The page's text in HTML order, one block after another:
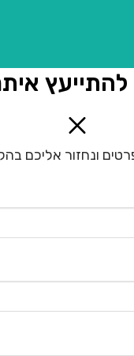
להתייעץ
ונחזור אליכם